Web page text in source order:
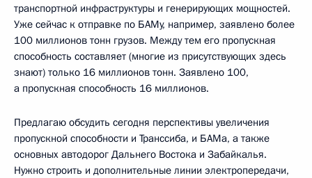
транспортной инфраструктуры и генерирующих мощностей.
Уже сейчас к отправке по БАМу, например, заявлено более
100 миллионов тонн грузов. Между тем его пропускная
способность составляет (многие из присутствующих здесь
знают) только 16 миллионов тонн. Заявлено 100,
а пропускная способность 16 миллионов.
Предлагаю обсудить сегодня перспективы увеличения
пропускной способности и Транссиба, и БАМа, а также
основных автодорог Дальнего Востока и Забайкалья.
Нужно строить и дополнительные линии электропередачи,